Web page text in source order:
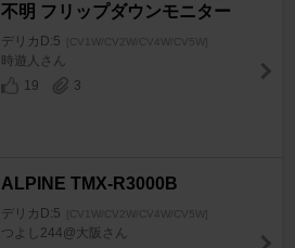
不明 フリップダウンモニター
デリカD:5 [CV1W/CV2W/CV4W/CV5W]
時遊人さん
19
3
ALPINE TMX-R3000B
デリカD:5 [CV1W/CV2W/CV4W/CV5W]
つよし244@大阪さん